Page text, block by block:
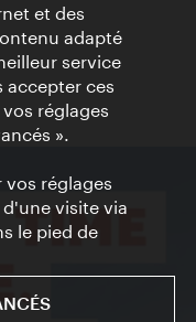
et des
adapté
service
accepter ces
réglages
».
réglages
visite via
le pied de